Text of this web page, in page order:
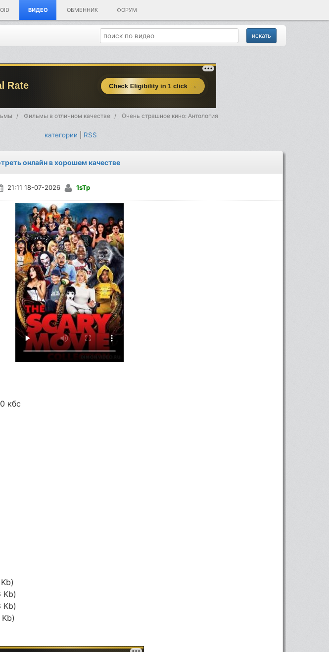
ВИДЕО ОБМЕННИК ФОРУМ
Фильмы в отличном качестве Очень страшное кино: Антология
категории RSS
онлайн в хорошем качестве
21:11 18-07-2026 1sTp
кбс
Kb)
Kb)